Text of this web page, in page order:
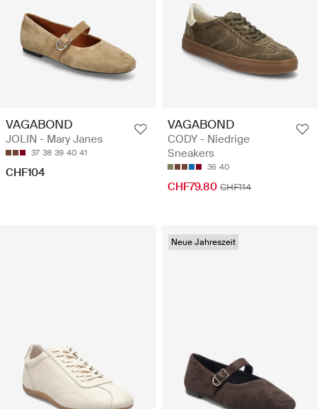
VAGABOND
JOLIN - Mary Janes
37 38 39 40 41
CHF104
VAGABOND
CODY - Niedrige
Sneakers
36 40
CHF79.80 CHF114
Neue Jahreszeit